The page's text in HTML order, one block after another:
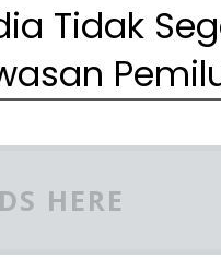
Tidak
HERE